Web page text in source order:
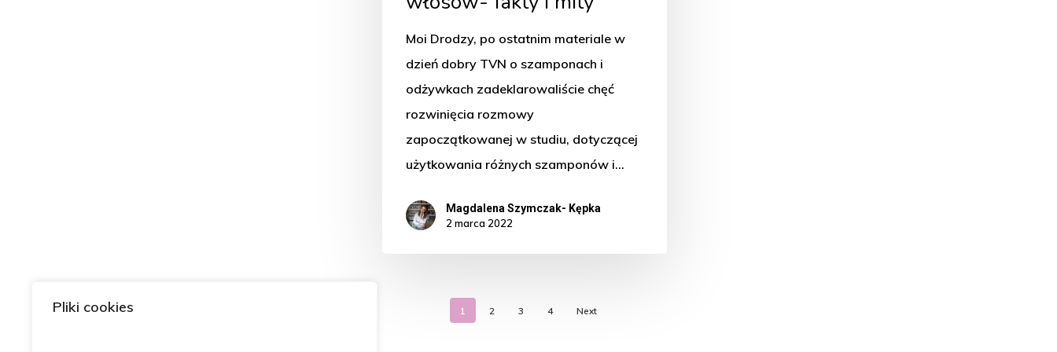
Pliki cookies
Moi Drodzy, po ostatnim materiale w
dzień dobry TVN o szamponach i
odżywkach zadeklarowaliście chęć
rozwinięcia rozmowy
zapoczątkowanej w studiu, dotyczącej
użytkowania różnych szamponów i…
Magdalena Szymczak- Kępka
2 marca 2022
1 2 3 4 Next